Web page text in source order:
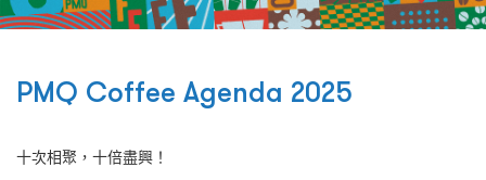
條款及細則
PMQ Coffee Agenda 2025
十次相聚，十倍盡興！